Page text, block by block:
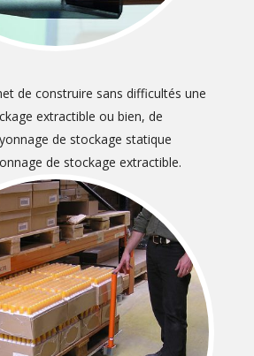
de construire sans difficultés une
extractible ou bien, de
de stockage statique
de stockage extractible.